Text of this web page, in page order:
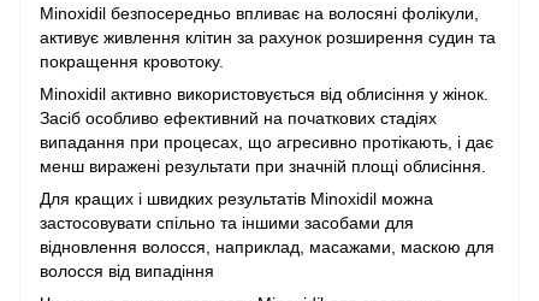
Minoxidil безпосередньо впливає на волосяні фолікули,
активує живлення клітин за рахунок розширення судин та
покращення кровотоку.
Minoxidil активно використовується від облисіння у жінок.
Засіб особливо ефективний на початкових стадіях
випадання при процесах, що агресивно протікають, і дає
менш виражені результати при значній площі облисіння.
Для кращих і швидких результатів Minoxidil можна
застосовувати спільно та іншими засобами для
відновлення волосся, наприклад, масажами, маскою для
волосся від випадіння